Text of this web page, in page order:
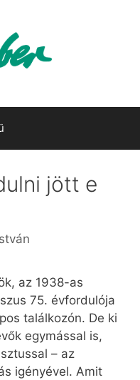
jött e
az 1938-as
75. évfordulója
találkozón. De ki
egymással is,
– az
igényével. Amit